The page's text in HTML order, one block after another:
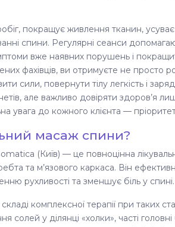
покращує живлення тканин,
спини. Регулярні сеанси
вже наявних порушень і
фахівців, ви отримуєте не просто
сили, повернути тілу легкість і
але важливо довіряти здоров’я
увага до кожного клієнта —
масаж спини?
(Київ) — це повноцінна
та м’язового каркаса. Він
рухливості та зменшує біль у спині.
комплексної терапії при таких
солей у ділянці «холки», часті